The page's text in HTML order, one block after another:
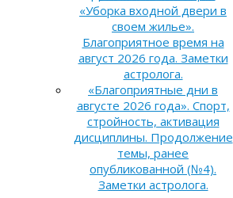
«Уборка входной двери в
своем жилье».
Благоприятное время на
август 2026 года. Заметки
астролога.
«Благоприятные дни в
августе 2026 года». Спорт,
стройность, активация
дисциплины. Продолжение
темы, ранее
опубликованной (№4).
Заметки астролога.